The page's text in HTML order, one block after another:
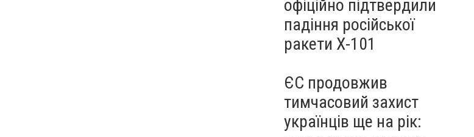
офіційно підтвердили
падіння російської
ракети Х-101
ЄС продовжив
тимчасовий захист
українців ще на рік: